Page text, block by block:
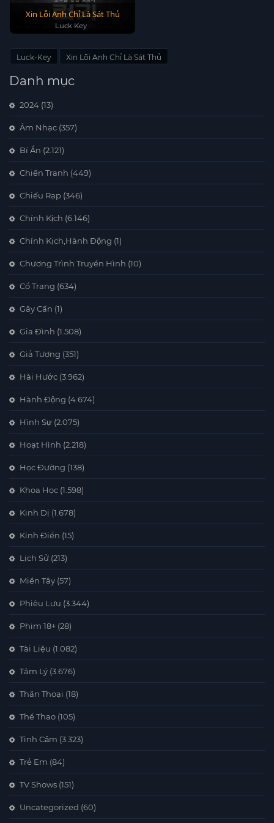
Xin Lỗi Anh Chỉ Là Sát Thủ
Luck Key
Luck-Key Xin Lỗi Anh Chỉ Là Sát Thủ
Danh mục
2024 (13)
Âm Nhạc (357)
Bí Ẩn (2.121)
Chiến Tranh (449)
Chiếu Rạp (346)
Chính Kịch (6.146)
Chính Kịch,Hành Động (1)
Chương Trình Truyền Hình (10)
Cổ Trang (634)
Gây Cấn (1)
Gia Đình (1.508)
Giả Tượng (351)
Hài Hước (3.962)
Hành Động (4.674)
Hình Sự (2.075)
Hoạt Hình (2.218)
Học Đường (138)
Khoa Học (1.598)
Kinh Dị (1.678)
Kinh Điển (15)
Lịch Sử (213)
Miền Tây (57)
Phiêu Lưu (3.344)
Phim 18+ (28)
Tài Liệu (1.082)
Tâm Lý (3.676)
Thần Thoại (18)
Thể Thao (105)
Tình Cảm (3.323)
Trẻ Em (84)
TV Shows (151)
Uncategorized (60)